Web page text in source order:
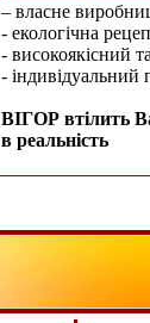
– власне
- екологічна
- високоякісний
- індивідуальний
ВІГОР втілить
в реальність